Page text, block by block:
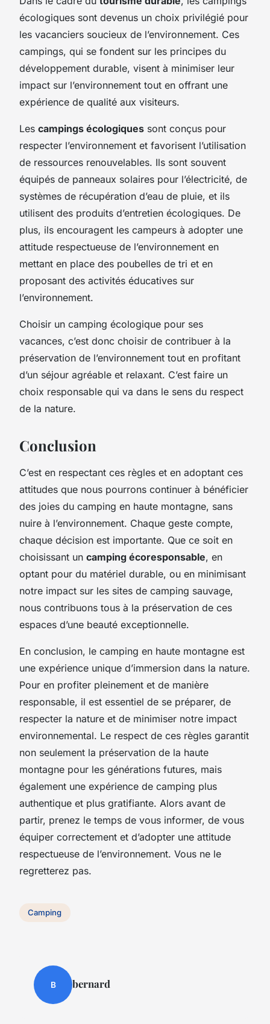
écologiques sont devenus un choix privilégié pour
les vacanciers soucieux de l’environnement. Ces
campings, qui se fondent sur les principes du
développement durable, visent à minimiser leur
impact sur l’environnement tout en offrant une
expérience de qualité aux visiteurs.
Les campings écologiques sont conçus pour
respecter l’environnement et favorisent l’utilisation
de ressources renouvelables. Ils sont souvent
équipés de panneaux solaires pour l’électricité, de
systèmes de récupération d’eau de pluie, et ils
utilisent des produits d’entretien écologiques. De
plus, ils encouragent les campeurs à adopter une
attitude respectueuse de l’environnement en
mettant en place des poubelles de tri et en
proposant des activités éducatives sur
l’environnement.
Choisir un camping écologique pour ses
vacances, c’est donc choisir de contribuer à la
préservation de l’environnement tout en profitant
d’un séjour agréable et relaxant. C’est faire un
choix responsable qui va dans le sens du respect
de la nature.
Conclusion
C’est en respectant ces règles et en adoptant ces
attitudes que nous pourrons continuer à bénéficier
des joies du camping en haute montagne, sans
nuire à l’environnement. Chaque geste compte,
chaque décision est importante. Que ce soit en
choisissant un camping écoresponsable, en
optant pour du matériel durable, ou en minimisant
notre impact sur les sites de camping sauvage,
nous contribuons tous à la préservation de ces
espaces d’une beauté exceptionnelle.
En conclusion, le camping en haute montagne est
une expérience unique d’immersion dans la nature.
Pour en profiter pleinement et de manière
responsable, il est essentiel de se préparer, de
respecter la nature et de minimiser notre impact
environnemental. Le respect de ces règles garantit
non seulement la préservation de la haute
montagne pour les générations futures, mais
également une expérience de camping plus
authentique et plus gratifiante. Alors avant de
partir, prenez le temps de vous informer, de vous
équiper correctement et d’adopter une attitude
respectueuse de l’environnement. Vous ne le
regretterez pas.
Camping
B bernard